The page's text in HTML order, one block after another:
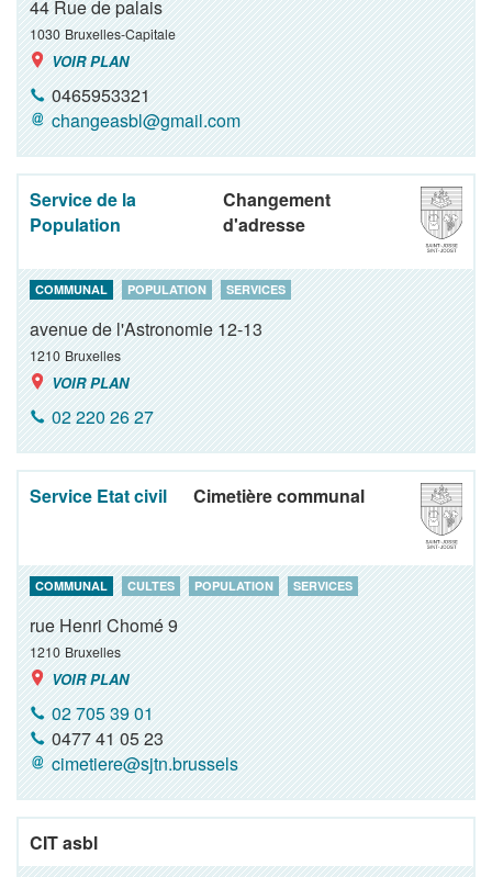
44 Rue de palais
1030 Bruxelles-Capitale
VOIR PLAN
0465953321
changeasbl@gmail.com
Service de la
Population
Changement
d'adresse
COMMUNAL POPULATION SERVICES
avenue de l'Astronomie 12-13
1210 Bruxelles
VOIR PLAN
02 220 26 27
Service Etat civil Cimetière communal
COMMUNAL CULTES POPULATION SERVICES
rue Henri Chomé 9
1210 Bruxelles
VOIR PLAN
02 705 39 01
0477 41 05 23
cimetiere@sjtn.brussels
CIT asbl